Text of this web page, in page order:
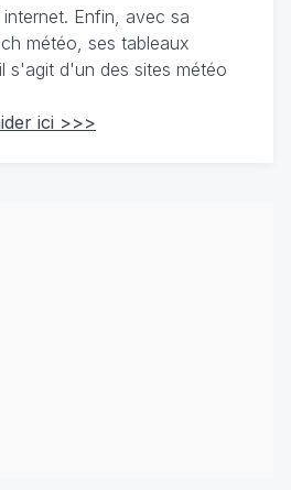
Enfin, avec sa
météo, ses tableaux
s'agit d'un des sites météo
ici >>>